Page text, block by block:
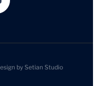
bySetian Studio